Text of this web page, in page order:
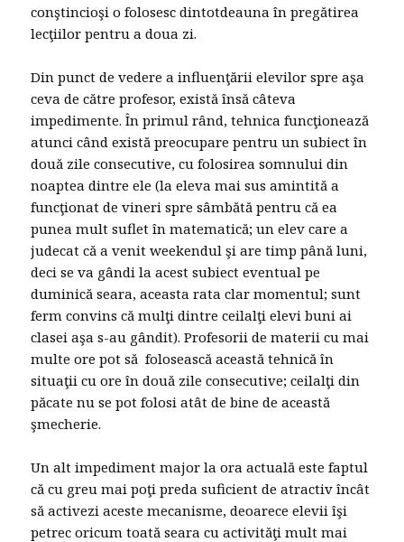
conştincioşi o folosesc dintotdeauna în pregătirea
lecţiilor pentru a doua zi.
Din punct de vedere a influenţării elevilor spre aşa
ceva de către profesor, există însă câteva
impedimente. În primul rând, tehnica funcţionează
atunci când există preocupare pentru un subiect în
două zile consecutive, cu folosirea somnului din
noaptea dintre ele (la eleva mai sus amintită a
funcţionat de vineri spre sâmbătă pentru că ea
punea mult suflet în matematică; un elev care a
judecat că a venit weekendul şi are timp până luni,
deci se va gândi la acest subiect eventual pe
duminică seara, aceasta rata clar momentul; sunt
ferm convins că mulţi dintre ceilalţi elevi buni ai
clasei aşa s-au gândit). Profesorii de materii cu mai
multe ore pot să folosească această tehnică în
situaţii cu ore în două zile consecutive; ceilalţi din
păcate nu se pot folosi atât de bine de această
şmecherie.
Un alt impediment major la ora actuală este faptul
că cu greu mai poţi preda suficient de atractiv încât
să activezi aceste mecanisme, deoarece elevii îşi
petrec oricum toată seara cu activităţi mult mai